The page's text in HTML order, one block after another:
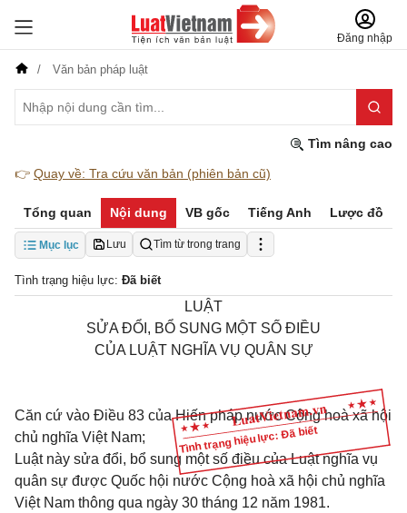
Đăng nhập
Văn bản pháp luật
Tìm nâng cao
👉 Quay về: Tra cứu văn bản (phiên bản cũ)
Tổng quan Nội dung VB gốc Tiếng Anh Lược đồ
Mục lục Lưu Tìm từ trong trang
Tình trạng hiệu lực: Đã biết
Tình trạng hiệu lực: Đã biết
LUẬT
SỬA ĐỔI, BỔ SUNG MỘT SỐ ĐIỀU
CỦA LUẬT NGHĨA VỤ QUÂN SỰ
Căn cứ vào Điều 83 của Hiến pháp nước Cộng hoà xã hội
chủ nghĩa Việt Nam;
Luật này sửa đổi, bổ sung một số điều của Luật nghĩa vụ
quân sự được Quốc hội nước Cộng hoà xã hội chủ nghĩa
Việt Nam thông qua ngày 30 tháng 12 năm 1981.